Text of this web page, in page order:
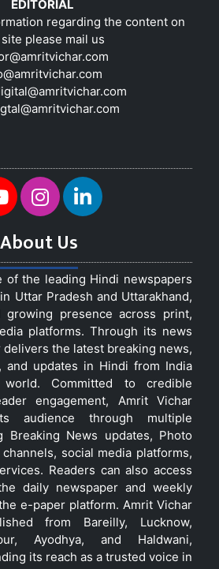
EDITORIAL
regarding the content on
please mail us
About Us
of the leading Hindi newspapers
Uttar Pradesh and Uttarakhand,
presence across print,
platforms. Through its news
the latest breaking news,
and updates in Hindi from India
Committed to credible
engagement, Amrit Vichar
audience through multiple
Breaking News updates, Photo
channels, social media platforms,
Readers can also access
daily newspaper and weekly
e-paper platform. Amrit Vichar
from Bareilly, Lucknow,
Ayodhya, and Haldwani,
its reach as a trusted voice in